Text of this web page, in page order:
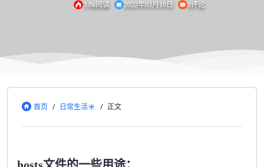
3.8k阅读 2022年03月16日 0评论
首页 / 日常生活☀ / 正文